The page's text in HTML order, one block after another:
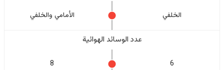
الخلفي الأمامي والخلفي
عدد الوسائد الهوائية
6
8